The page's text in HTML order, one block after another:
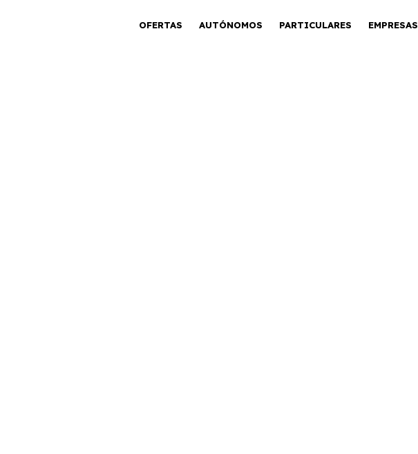
OFERTAS AUTÓNOMOS PARTICULARES EMPRESAS